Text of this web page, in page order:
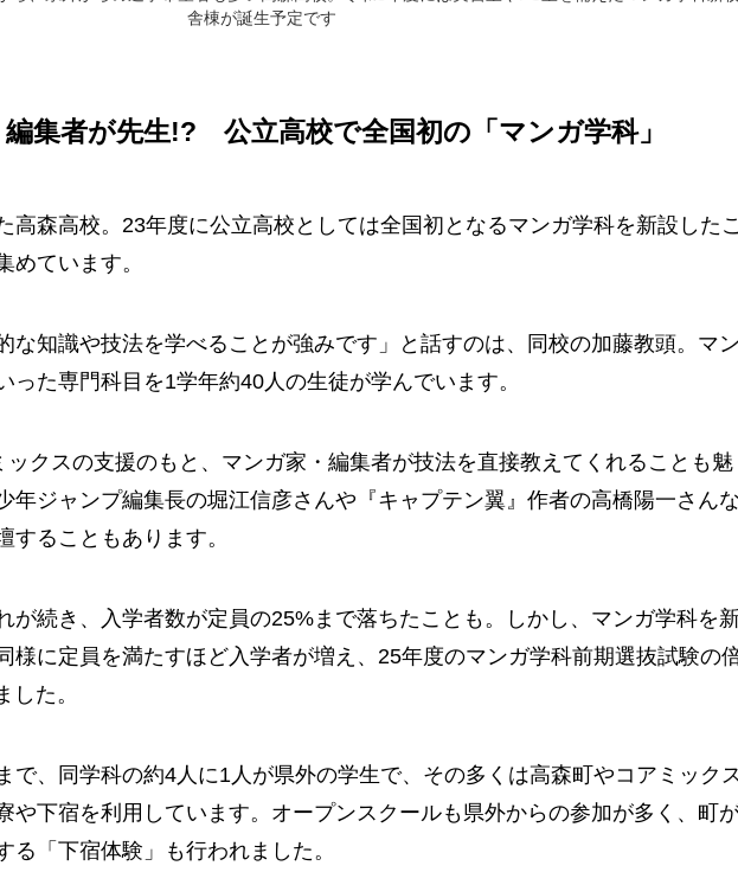
舎棟が誕生予定です
集者が先生!? 公立高校で全国初の「マンガ学科」
高森高校。23年度に公立高校としては全国初となるマンガ学科を新設した
めています。
な知識や技法を学べることが強みです」と話すのは、同校の加藤教頭。マ
った専門科目を1学年約40人の生徒が学んでいます。
クスの支援のもと、マンガ家・編集者が技法を直接教えてくれることも魅
年ジャンプ編集長の堀江信彦さんや『キャプテン翼』作者の高橋陽一さん
することもあります。
が続き、入学者数が定員の25%まで落ちたことも。しかし、マンガ学科を
様に定員を満たすほど入学者が増え、25年度のマンガ学科前期選抜試験の
た。
で、同学科の約4人に1人が県外の学生で、その多くは高森町やコアミック
や下宿を利用しています。オープンスクールも県外からの参加が多く、町
る「下宿体験」も行われました。